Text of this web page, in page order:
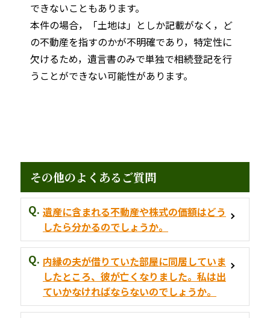
できないこともあります。
本件の場合，「土地は」としか記載がなく，ど
の不動産を指すのかが不明確であり，特定性に
欠けるため，遺言書のみで単独で相続登記を行
うことができない可能性があります。
その他のよくあるご質問
遺産に含まれる不動産や株式の価額はどう
したら分かるのでしょうか。
内縁の夫が借りていた部屋に同居していま
したところ、彼が亡くなりました。私は出
ていかなければならないのでしょうか。